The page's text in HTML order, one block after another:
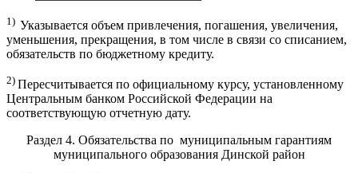
1) Указывается объем привлечения, погашения, увеличения,
уменьшения, прекращения, в том числе в связи со списанием,
обязательств по бюджетному кредиту.
2) Пересчитывается по официальному курсу, установленному
Центральным банком Российской Федерации на
соответствующую отчетную дату.
Раздел 4. Обязательства по муниципальным гарантиям
муниципального образования Динской район